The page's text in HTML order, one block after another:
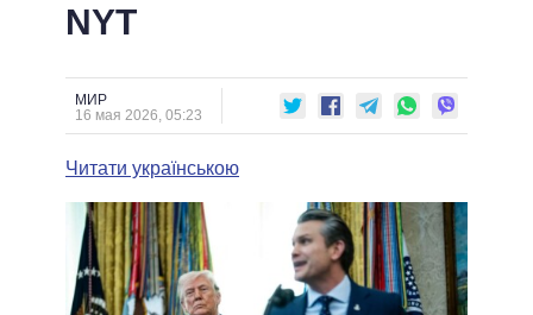
ГЛАВЫ ОБЛАДМИНИСТРАЦИЙ
ВСЕ ПЕРСОНЫ
NYT
МИР
16 мая 2026, 05:23
Читати українською